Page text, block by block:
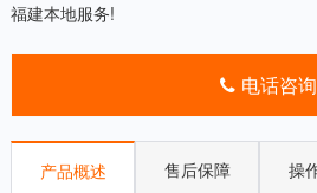
福建本地服务!
电话咨询
产品概述 售后保障 操